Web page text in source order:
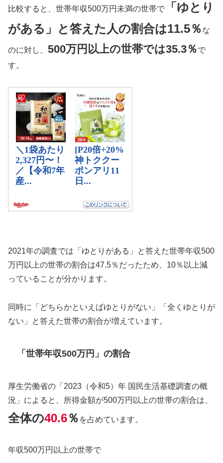
比較すると、世帯年収500万円未満の世帯で
「ゆとり
がある」と答えた人の割合は11.5％な
のに対し、 500万円以上の世帯では35.3％で
す。
2021年の調査では「ゆとりがある」と答えた世帯年収500
万円以上の世帯の割合は47.5％だったため、10％以上減
っていることが分かります。
同時に「どちらかといえばゆとりがない」「全くゆとりが
ない」と答えた世帯の割合が増えています。
「世帯年収500万円」の割合
厚生労働省の「2023（令和5）年 国民生活基礎調査の概
況」によると、所得金額が500万円以上の世帯の割合は、
全体の40.6％ を占めています。
年収500万円以上の世帯で